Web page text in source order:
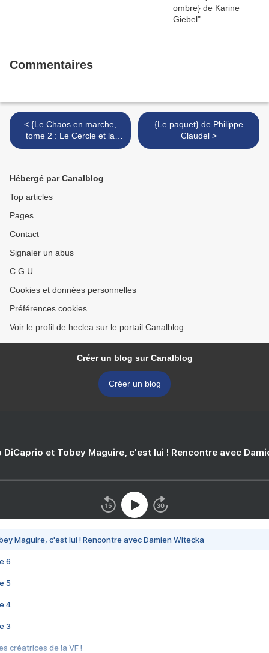
Commentaires
< {Le Chaos en marche,
tome 2 : Le Cercle et la
Flèche} de Patrick Ness
{Le paquet} de Philippe
Claudel >
Hébergé par Canalblog
Top articles
Pages
Contact
Signaler un abus
C.G.U.
Cookies et données personnelles
Préférences cookies
Voir le profil de heclea sur le portail Canalblog
Créer un blog sur Canalblog
Créer un blog
DiCaprio et Tobey Maguire, c'est lui ! Rencontre avec
Maguire, c'est lui ! Rencontre avec Damien Witecka
6
5
4
3
créatrices de la VF !